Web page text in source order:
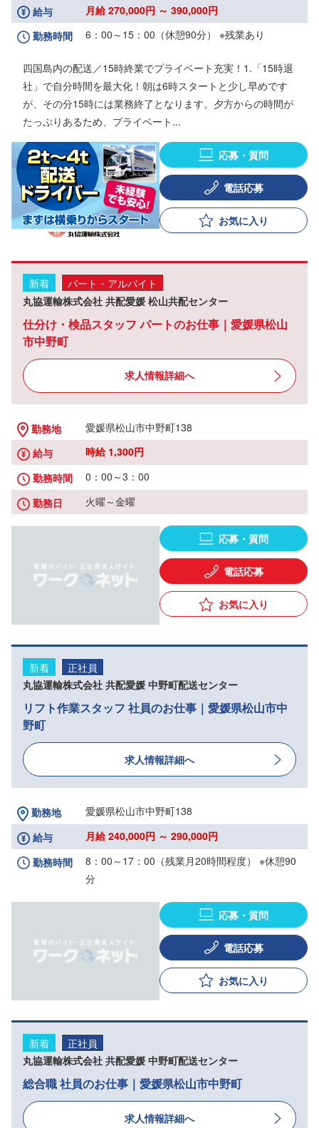
給与
月給 270,000円 ～ 390,000円
勤務時間
6：00～15：00（休憩90分） ※残業あり
四国島内の配送／15時終業でプライベート充実！1.「15時退
社」で自分時間を最大化！朝は6時スタートと少し早めです
が、その分15時には業務終了となります。夕方からの時間が
たっぷりあるため、プライベート...
応募・質問
電話応募
お気に入り
新着
パート・アルバイト
丸協運輸株式会社 共配愛媛 松山共配センター
仕分け・検品スタッフ パートのお仕事｜愛媛県松山
市中野町
求人情報詳細へ
勤務地
愛媛県松山市中野町138
給与
時給 1,300円
勤務時間
0：00～3：00
勤務日
火曜～金曜
応募・質問
電話応募
お気に入り
新着
正社員
丸協運輸株式会社 共配愛媛 中野町配送センター
リフト作業スタッフ 社員のお仕事｜愛媛県松山市中
野町
求人情報詳細へ
勤務地
愛媛県松山市中野町138
給与
月給 240,000円 ～ 290,000円
勤務時間
8：00～17：00（残業月20時間程度） ※休憩90
分
応募・質問
電話応募
お気に入り
新着
正社員
丸協運輸株式会社 共配愛媛 中野町配送センター
総合職 社員のお仕事｜愛媛県松山市中野町
求人情報詳細へ